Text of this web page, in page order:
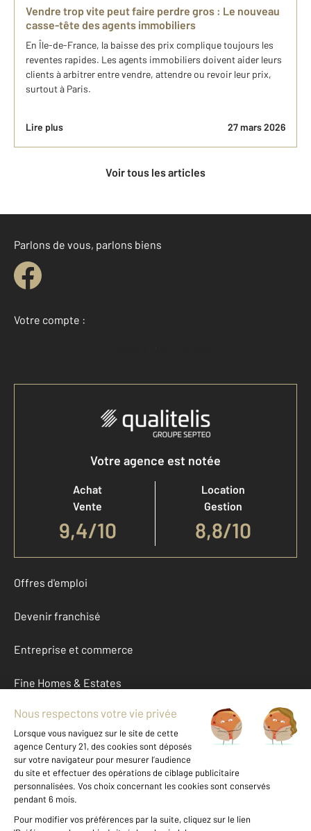
Vendre trop vite peut faire perdre gros : Le nouveau
casse-tête des agents immobiliers
En Île-de-France, la baisse des prix complique toujours les
reventes rapides. Les agents immobiliers doivent aider leurs
clients à arbitrer entre vendre, attendre ou revoir leur prix,
surtout à Paris.
Lire plus 27 mars 2026
Voir tous les articles
Parlons de vous, parlons biens
Votre compte :
Accéder à mon compte
Votre agence est notée
Achat
Vente
9,4/10
Location
Gestion
8,8/10
Offres d'emploi
Devenir franchisé
Entreprise et commerce
Fine Homes & Estates
À propos
International
Nous contacter